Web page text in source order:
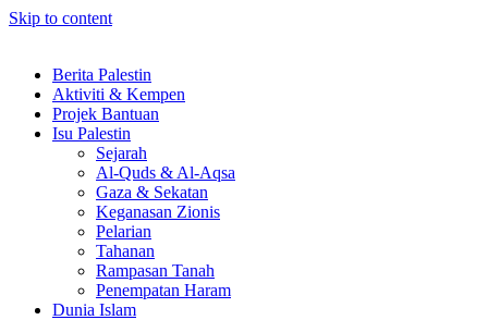
Skip to content
Berita Palestin
Aktiviti & Kempen
Projek Bantuan
Isu Palestin
Sejarah
Al-Quds & Al-Aqsa
Gaza & Sekatan
Keganasan Zionis
Pelarian
Tahanan
Rampasan Tanah
Penempatan Haram
Dunia Islam